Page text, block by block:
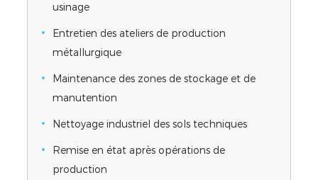
usinage
Entretien des ateliers de production
métallurgique
Maintenance des zones de stockage et de
manutention
Nettoyage industriel des sols techniques
Remise en état après opérations de
production